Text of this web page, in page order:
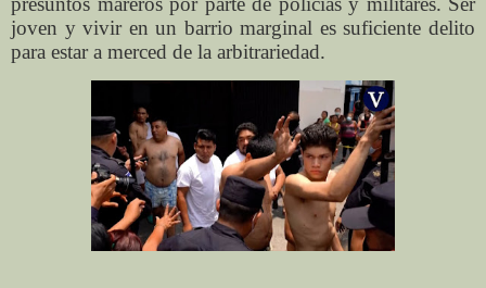
joven y vivir en un barrio marginal es suficiente delito
para estar a merced de la arbitrariedad.